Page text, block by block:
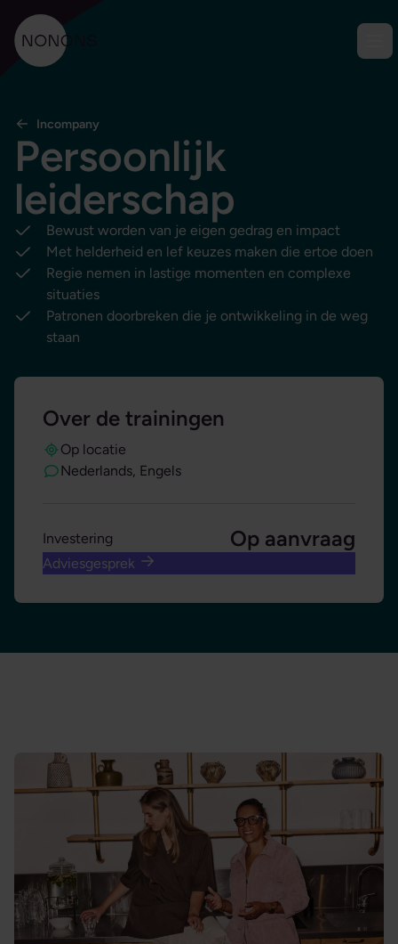
NONONS
Incompany
Persoonlijk
leiderschap
Bewust worden van je eigen gedrag en impact
Met helderheid en lef keuzes maken die ertoe doen
Regie nemen in lastige momenten en complexe
situaties
Patronen doorbreken die je ontwikkeling in de weg
staan
Over de trainingen
Op locatie
Nederlands, Engels
Investering Op aanvraag
Adviesgesprek